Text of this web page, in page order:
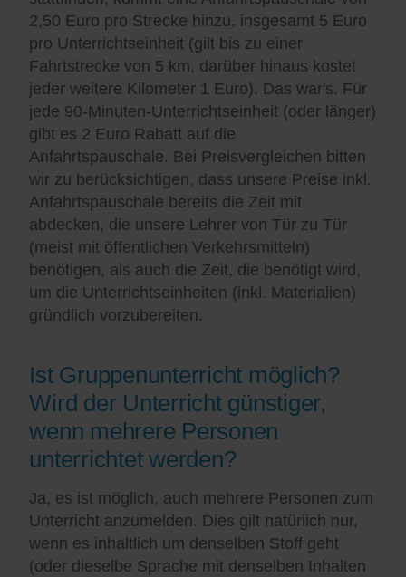
2,50 Euro pro Strecke hinzu, insgesamt 5 Euro
pro Unterrichtseinheit (gilt bis zu einer
Fahrtstrecke von 5 km, darüber hinaus kostet
jeder weitere Kilometer 1 Euro). Das war's. Für
jede 90-Minuten-Unterrichtseinheit (oder länger)
gibt es 2 Euro Rabatt auf die
Anfahrtspauschale. Bei Preisvergleichen bitten
wir zu berücksichtigen, dass unsere Preise inkl.
Anfahrtspauschale bereits die Zeit mit
abdecken, die unsere Lehrer von Tür zu Tür
(meist mit öffentlichen Verkehrsmitteln)
benötigen, als auch die Zeit, die benötigt wird,
um die Unterrichtseinheiten (inkl. Materialien)
gründlich vorzubereiten.
Ist Gruppenunterricht möglich?
Wird der Unterricht günstiger,
wenn mehrere Personen
unterrichtet werden?
Ja, es ist möglich, auch mehrere Personen zum
Unterricht anzumelden. Dies gilt natürlich nur,
wenn es inhaltlich um denselben Stoff geht
(oder dieselbe Sprache mit denselben Inhalten